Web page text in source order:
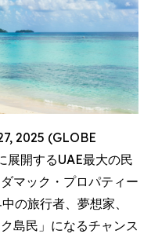
2025 (GLOBE
展開するUAE最大の民
マック・プロパティー
の旅行者、夢想家、
島民」になるチャンス